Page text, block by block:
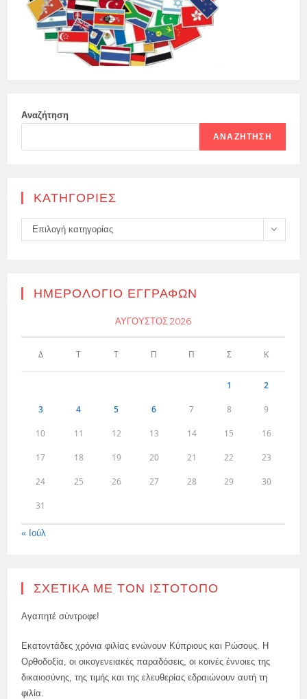
Αναζήτηση
ΑΝΑΖΉΤΗΣΗ
KΑΤΗΓΟΡΊΕΣ
Kατηγορίες
Επιλογή κατηγορίας
ΗΜΕΡΟΛΌΓΙΟ ΕΓΓΡΑΦΏΝ
ΑΎΓΟΥΣΤΟΣ 2026
Δ Τ Τ Π Π Σ Κ
1 2
3 4 5 6 7 8 9
10 11 12 13 14 15 16
17 18 19 20 21 22 23
24 25 26 27 28 29 30
31
« Ιούλ
ΣΧΕΤΙΚΆ ΜΕ ΤΟΝ ΙΣΤΌΤΟΠΟ
Αγαπητέ σύντροφε!
Εκατοντάδες χρόνια φιλίας ενώνουν Κύπριους και Ρώσους. Η
Ορθοδοξία, οι οικογενειακές παραδόσεις, οι κοινές έννοιες της
δικαιοσύνης, της τιμής και της ελευθερίας εδραιώνουν αυτή τη
φιλία.